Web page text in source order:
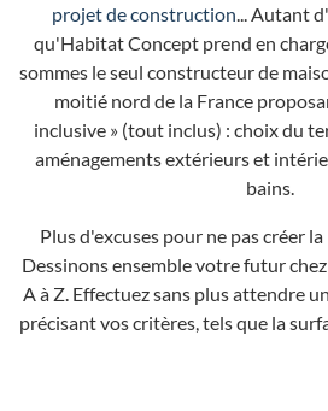
projet de construction... Autant
qu'Habitat Concept prend en
sommes le seul constructeur de
moitié nord de la France
inclusive » (tout inclus) : choix du
aménagements extérieurs et
bains.
Plus d'excuses pour ne pas créer
Dessinons ensemble votre futur
A à Z. Effectuez sans plus attendre
précisant vos critères, tels que la